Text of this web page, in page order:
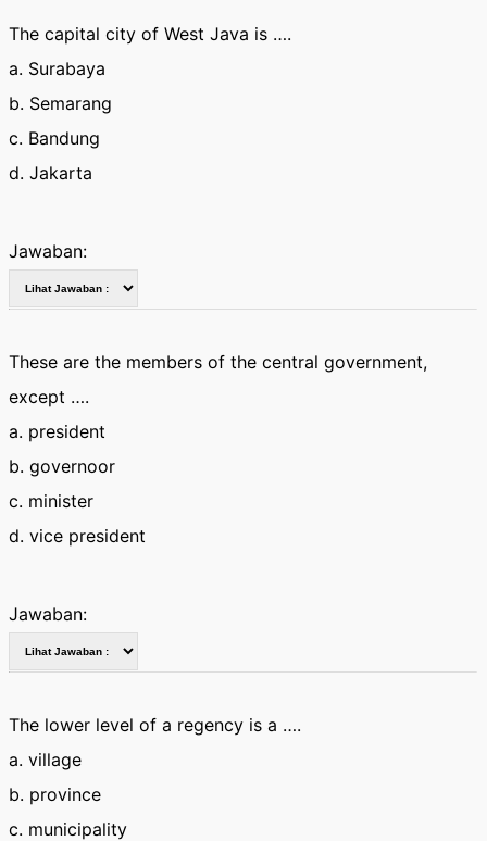
The capital city of West Java is ….
a. Surabaya
b. Semarang
c. Bandung
d. Jakarta
Jawaban:
These are the members of the central government,
except ….
a. president
b. governoor
c. minister
d. vice president
Jawaban:
The lower level of a regency is a ….
a. village
b. province
c. municipality